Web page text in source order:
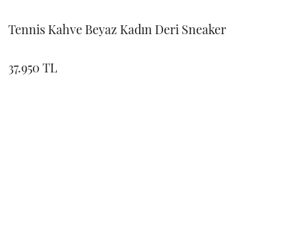
Tennis Kahve Beyaz Kadın Deri Sneaker
37.950 TL